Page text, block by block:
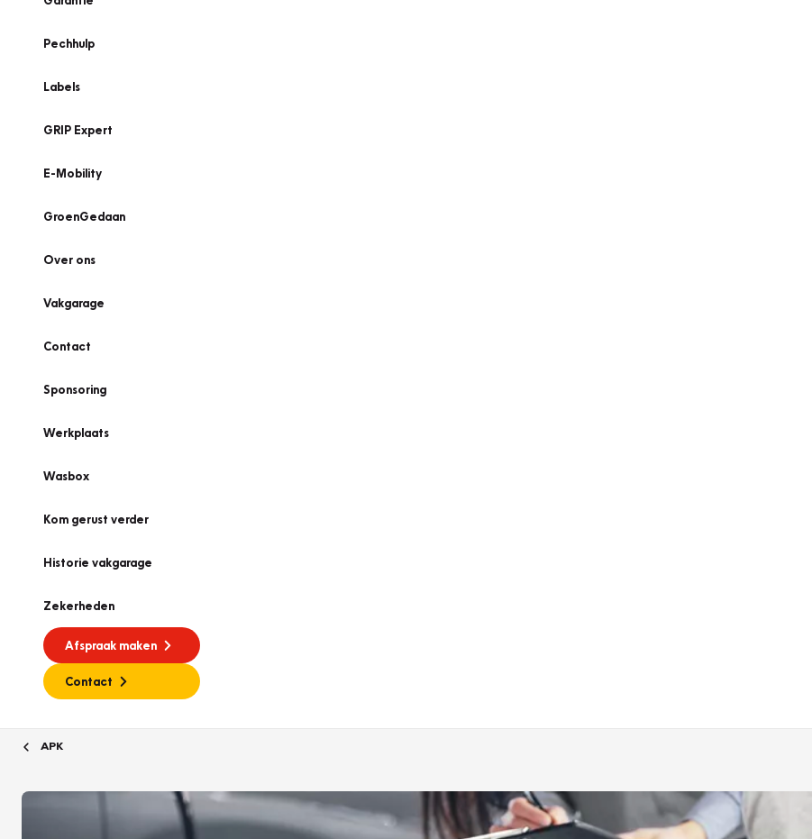
Pechhulp
Labels
GRIP Expert
E-Mobility
GroenGedaan
Over ons
Vakgarage
Contact
Sponsoring
Werkplaats
Wasbox
Kom gerust verder
Historie vakgarage
Zekerheden
Afspraak maken
Contact
APK